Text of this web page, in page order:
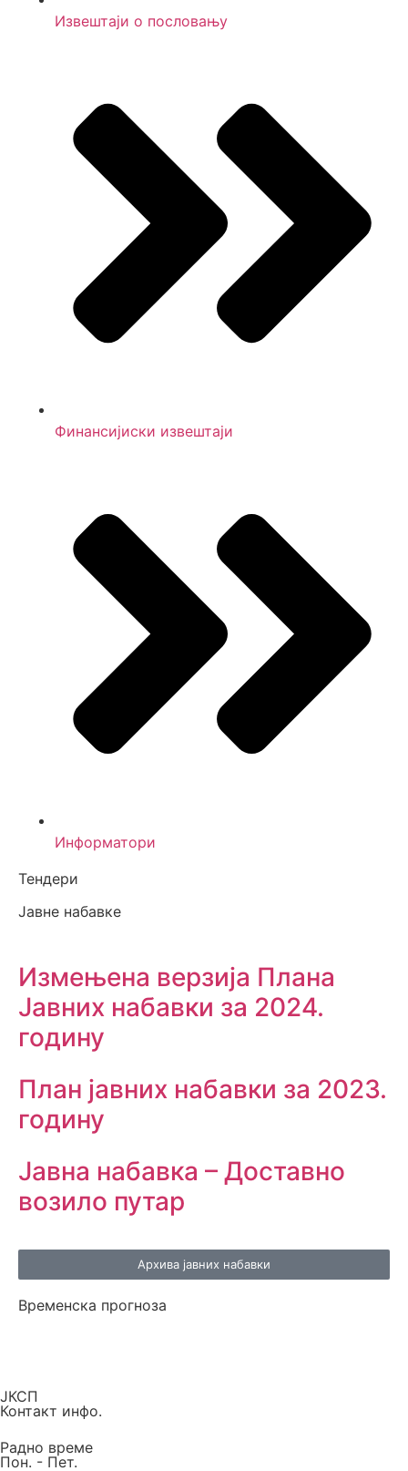
Извештаји о пословању
Финансијиски извештаји
Информатори
Тендери
Јавне набавке
Измењенa верзијa Плана
Јавних набавки за 2024.
годину
План јавних набавки за 2023.
годину
Јавна набавка – Доставно
возило путар
Архива јавних набавки
Временска прогноза
ЈКСП
Контакт инфо.
Радно време
Пон. - Пет.